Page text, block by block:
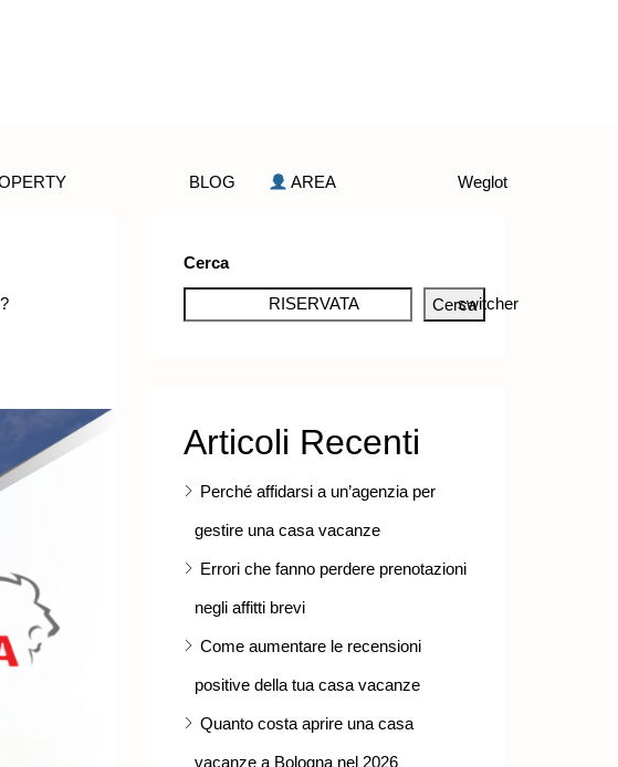
BLOG AREA
RISERVATA
Weglot
switcher
Cerca
Cerca
Articoli Recenti
Perché affidarsi a un’agenzia per
gestire una casa vacanze
Errori che fanno perdere prenotazioni
negli affitti brevi
Come aumentare le recensioni
positive della tua casa vacanze
Quanto costa aprire una casa
vacanze a Bologna nel 2026